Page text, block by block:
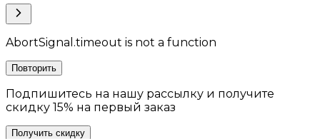
AbortSignal.timeout is not a function
Повторить
Подпишитесь на нашу рассылку и получите
скидку 15% на первый заказ
Получить скидку